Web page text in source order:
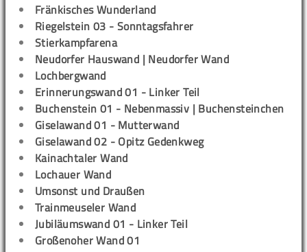
Fränkisches Wunderland
Riegelstein 03 - Sonntagsfahrer
Stierkampfarena
Neudorfer Hauswand | Neudorfer Wand
Lochbergwand
Erinnerungswand 01 - Linker Teil
Buchenstein 01 - Nebenmassiv | Buchensteinchen
Giselawand 01 - Mutterwand
Giselawand 02 - Opitz Gedenkweg
Kainachtaler Wand
Lochauer Wand
Umsonst und Draußen
Trainmeuseler Wand
Jubiläumswand 01 - Linker Teil
Großenoher Wand 01